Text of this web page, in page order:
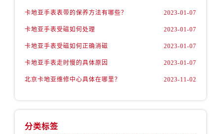
卡地亚手表表带的保养方法有哪些？ 2023-01-07
卡地亚手表受磁如何处理 2023-01-07
卡地亚手表受磁如何正确消磁 2023-01-07
卡地亚手表走时慢的具体原因 2023-01-07
北京卡地亚维修中心具体在哪里？ 2023-11-02
分类标签